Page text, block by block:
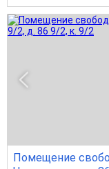
Помещение